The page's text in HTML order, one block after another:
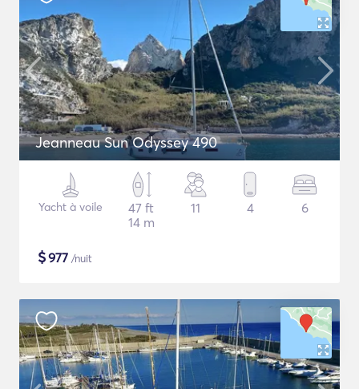
Jeanneau Sun Odyssey 490
Yacht à voile
47 ft
14 m
11 4 6
$977 /nuit